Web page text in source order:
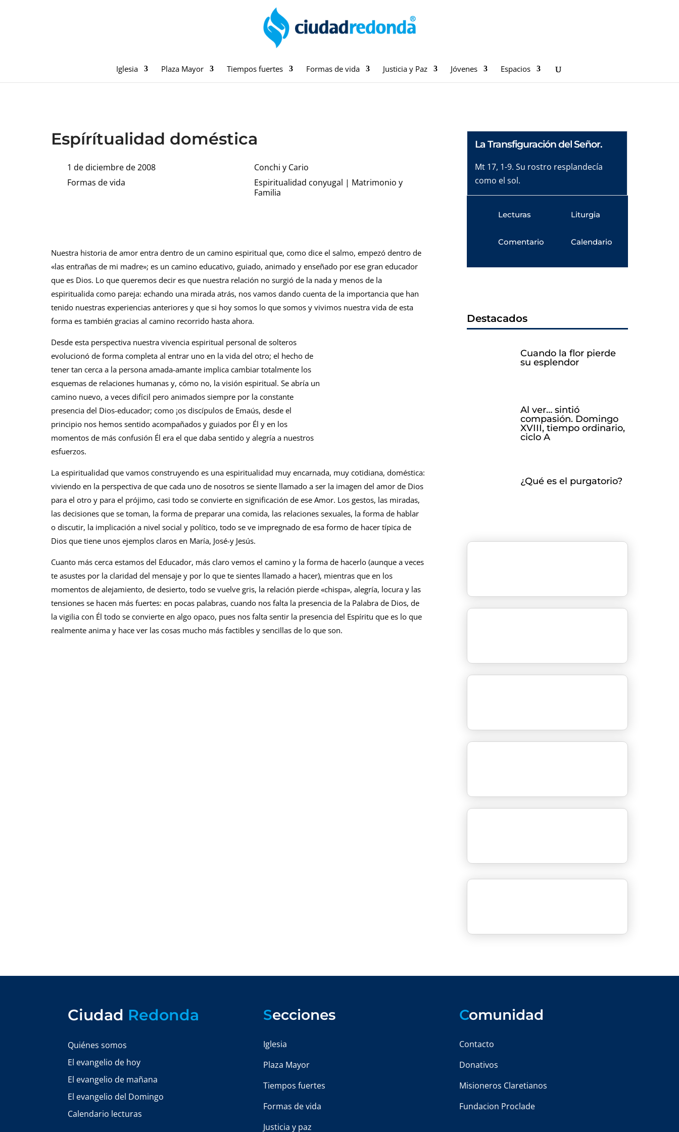
Iglesia Plaza Mayor Tiempos fuertes Formas de vida Justicia y Paz Jóvenes Espacios
Espírítualidad doméstica
1 de diciembre de 2008
Formas de vida
Conchi y Cario
Espiritualidad conyugal | Matrimonio y
Familia
Nuestra historia de amor entra dentro de un camino espiritual que, como dice el salmo, empezó dentro de
«las entrañas de mi madre»; es un camino educativo, guiado, animado y enseñado por ese gran educador
que es Dios. Lo que queremos decir es que nuestra relación no surgió de la nada y menos de la
espiritualida como pareja: echando una mirada atrás, nos vamos dando cuenta de la importancia que han
tenido nuestras experiencias anteriores y que si hoy somos lo que somos y vivimos nuestra vida de esta
forma es también gracias al camino recorrido hasta ahora.
Desde esta perspectiva nuestra vivencia espiritual personal de solteros
evolucionó de forma completa al entrar uno en la vida del otro; el hecho de
tener tan cerca a la persona amada-amante implica cambiar totalmente los
esquemas de relaciones humanas y, cómo no, la visión espiritual. Se abría un
camino nuevo, a veces difícil pero animados siempre por la constante
presencia del Dios-educador; como ¡os discípulos de Emaús, desde el
principio nos hemos sentido acompañados y guiados por Él y en los
momentos de más confusión Él era el que daba sentido y alegría a nuestros
esfuerzos.
La espiritualidad que vamos construyendo es una espiritualidad muy encarnada, muy cotidiana, doméstica:
viviendo en la perspectiva de que cada uno de nosotros se siente llamado a ser la imagen del amor de Dios
para el otro y para el prójimo, casi todo se convierte en significación de ese Amor. Los gestos, las miradas,
las decisiones que se toman, la forma de preparar una comida, las relaciones sexuales, la forma de hablar
o discutir, la implicación a nivel social y político, todo se ve impregnado de esa formo de hacer típica de
Dios que tiene unos ejemplos claros en María, José-y Jesús.
Cuanto más cerca estamos del Educador, más claro vemos el camino y la forma de hacerlo (aunque a veces
te asustes por la claridad del mensaje y por lo que te sientes llamado a hacer), mientras que en los
momentos de alejamiento, de desierto, todo se vuelve gris, la relación pierde «chispa», alegría, locura y las
tensiones se hacen más fuertes: en pocas palabras, cuando nos falta la presencia de la Palabra de Dios, de
la vigilia con Él todo se convierte en algo opaco, pues nos falta sentir la presencia del Espíritu que es lo que
realmente anima y hace ver las cosas mucho más factibles y sencillas de lo que son.
La Transfiguración del Señor.
Mt 17, 1-9. Su rostro resplandecía
como el sol.
Lecturas
Comentario
Liturgia
Calendario
Destacados
Cuando la flor pierde
su esplendor
Al ver… sintió
compasión. Domingo
XVIII, tiempo ordinario,
ciclo A
¿Qué es el purgatorio?
Ciudad Redonda
Quiénes somos
El evangelio de hoy
El evangelio de mañana
El evangelio del Domingo
Calendario lecturas
Secciones
Iglesia
Plaza Mayor
Tiempos fuertes
Formas de vida
Justicia y paz
Comunidad
Contacto
Donativos
Misioneros Claretianos
Fundacion Proclade